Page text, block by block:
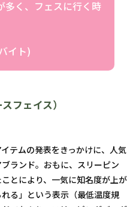
多く、フェスに行く時
イト)
フェイス）
テムの発表をきっかけに、人気
ランド。おもに、スリーピン
とにより、一気に知名度が上が
る」という表示（最低温度規